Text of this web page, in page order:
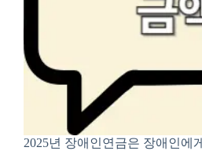
2025년 장애인연금은 장애인에